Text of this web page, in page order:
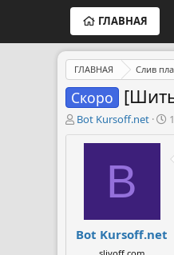
ГЛАВНАЯ
ГЛАВНАЯ Слив
Скоро
А
в
ы
Bot Kursoff.net
а
а
B
Bot Kursoff.net
slivoff.com